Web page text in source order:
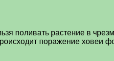
поливать растение в
поражение ховеи